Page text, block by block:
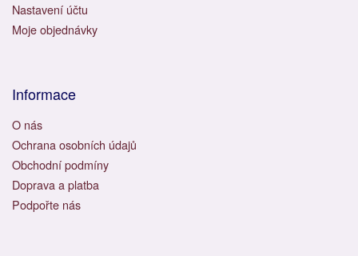
Nastavení účtu
Moje objednávky
Informace
O nás
Ochrana osobních údajů
Obchodní podmíny
Doprava a platba
Podpořte nás